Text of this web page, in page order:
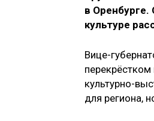
в Оренбурге.
культуре
Вице-
перекрёстком
культурно-
для региона,